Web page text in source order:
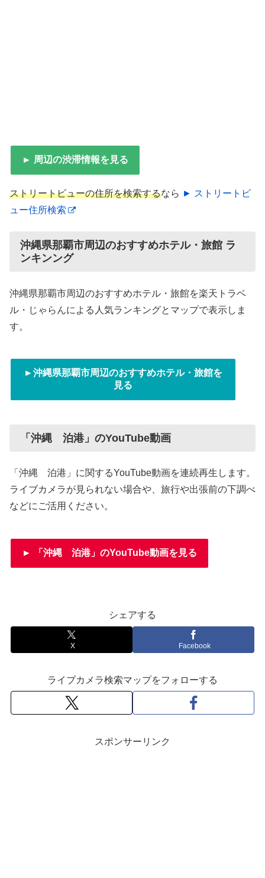
► 周辺の渋滞情報を見る
ストリートビューの住所を検索するなら ► ストリートビ
ュー住所検索
沖縄県那覇市周辺のおすすめホテル・旅館 ラ
ンキンング
沖縄県那覇市周辺のおすすめホテル・旅館を楽天トラベ
ル・じゃらんによる人気ランキングとマップで表示しま
す。
►沖縄県那覇市周辺のおすすめホテル・旅館を
見る
「沖縄 泊港」のYouTube動画
「沖縄 泊港」に関するYouTube動画を連続再生します。
ライブカメラが見られない場合や、旅行や出張前の下調べ
などにご活用ください。
► 「沖縄 泊港」のYouTube動画を見る
シェアする
X Facebook
ライブカメラ検索マップをフォローする
スポンサーリンク